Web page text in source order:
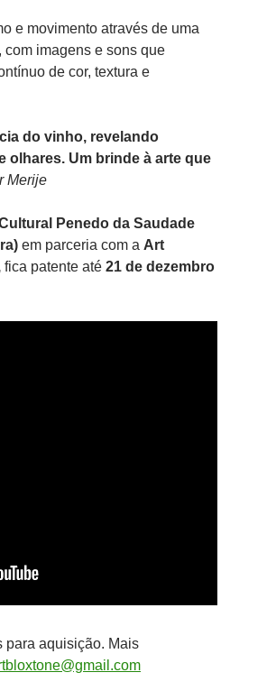
e movimento através de uma
com imagens e sons que
de cor, textura e
do vinho, revelando
olhares. Um brinde à arte que
Merije
Penedo da Saudade
em parceria com a Art
fica patente até 21 de dezembro
para aquisição. Mais